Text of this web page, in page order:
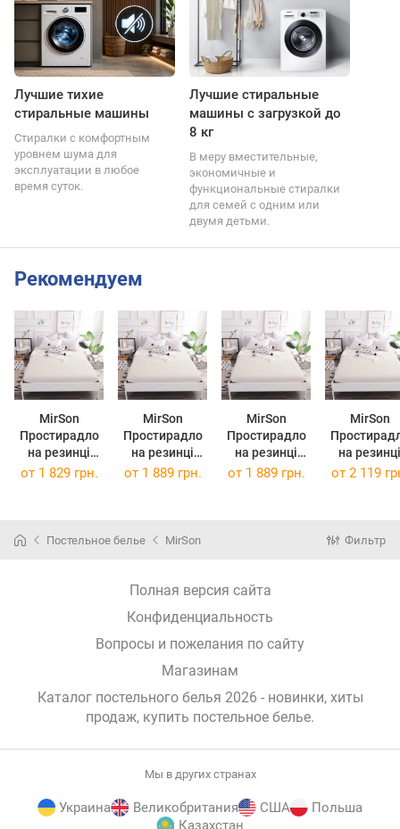
Лучшие тихие
стиральные машины
Стиралки с комфортным
уровнем шума для
эксплуатации в любое
время суток.
Лучшие стиральные
машины с загрузкой до
8 кг
В меру вместительные,
экономичные и
функциональные стиралки
для семей с одним или
двумя детьми.
Рекомендуем
MirSon
Простирадло
на резинці
0001 Moko
MirSon
Простирадло
на резинці
0001 Moko
MirSon
Простирадло
на резинці
0001 Moko
MirSon
на резинці
0001 Moko
от 1 829 грн. от 1 889 грн. от 1 889 грн. от 2 119
Постельное белье MirSon Фильтр
Полная версия сайта
Конфиденциальность
Вопросы и пожелания по сайту
Магазинам
Каталог постельного белья 2026 - новинки, хиты
продаж, купить постельное белье.
Мы в других странах
Украина Великобритания США
Польша
Казахстан